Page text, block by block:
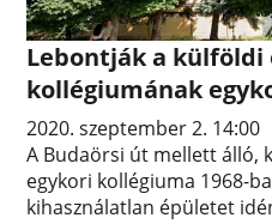
Lebontják a külföldi
kollégiumának
2020. szeptember 2. 14:00
A Budaörsi út mellett álló,
egykori kollégiuma 1968-
kihasználatlan épületet